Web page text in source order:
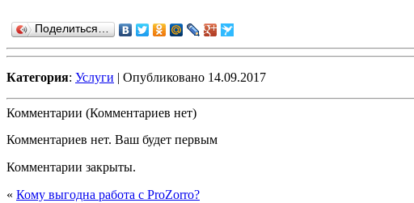
Поделиться…
Категория: Услуги | Опубликовано 14.09.2017
Комментарии (Комментариев нет)
Комментариев нет. Ваш будет первым
Комментарии закрыты.
« Кому выгодна работа с ProZorro?